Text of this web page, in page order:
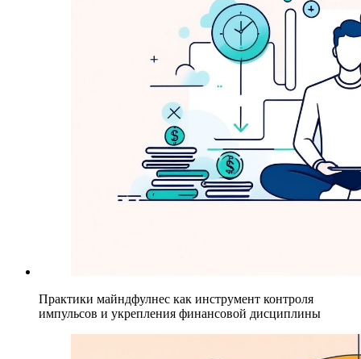
Практики майндфулнес как инструмент контроля
импульсов и укрепления финансовой дисциплины